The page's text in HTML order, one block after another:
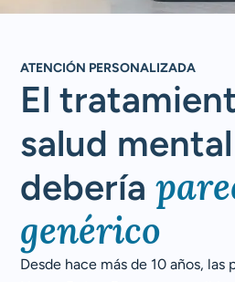
ATENCIÓN PERSONALIZADA
El
salud
debería
genérico
Desde hace más de 10 años, las